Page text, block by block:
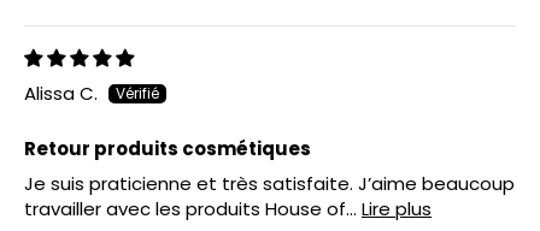
Alissa C.
Retour produits cosmétiques
Je suis praticienne et très satisfaite. J’aime beaucoup
travailler avec les produits House of... Lire plus